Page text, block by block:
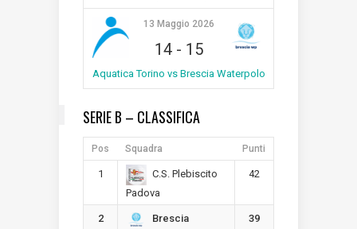
13 Maggio 2026
14- 15
Aquatica Torino vs Brescia Waterpolo
SERIE B – CLASSIFICA
Pos Squadra Punti
1
C.S. Plebiscito
Padova
42
2
Brescia
39